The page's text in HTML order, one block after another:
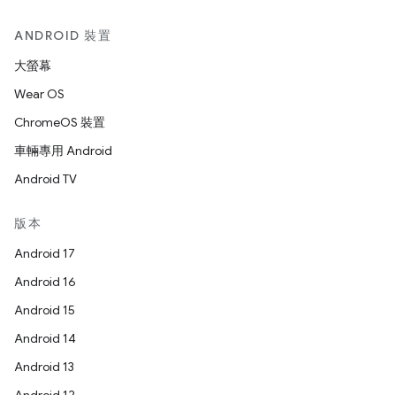
ANDROID 裝置
大螢幕
Wear OS
ChromeOS 裝置
車輛專用 Android
Android TV
版本
Android 17
Android 16
Android 15
Android 14
Android 13